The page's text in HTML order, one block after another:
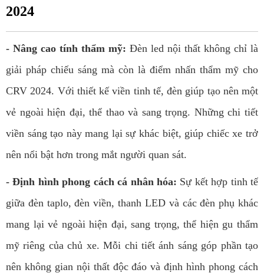
2024
- Nâng cao tính thẩm mỹ: Đèn led nội thất không chỉ là
giải pháp chiếu sáng mà còn là điểm nhấn thẩm mỹ cho
CRV 2024. Với thiết kế viền tinh tế, đèn giúp tạo nên một
vẻ ngoài hiện đại, thể thao và sang trọng. Những chi tiết
viền sáng tạo này mang lại sự khác biệt, giúp chiếc xe trở
nên nổi bật hơn trong mắt người quan sát.
- Định hình phong cách cá nhân hóa: Sự kết hợp tinh tế
giữa đèn taplo, đèn viền, thanh LED và các đèn phụ khác
mang lại vẻ ngoài hiện đại, sang trọng, thể hiện gu thẩm
mỹ riêng của chủ xe. Mỗi chi tiết ánh sáng góp phần tạo
nên không gian nội thất độc đáo và định hình phong cách